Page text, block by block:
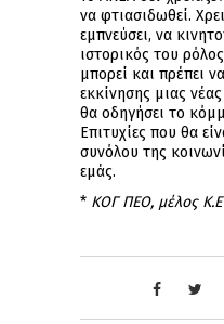
να φτιασιδωθεί.
εμπνεύσει, να
ιστορικός του
μπορεί και πρέπει
εκκίνησης μιας
θα οδηγήσει το
Επιτυχίες που θα
συνόλου της
εμάς.
* ΚΟΓ ΠΕΟ, μέλος